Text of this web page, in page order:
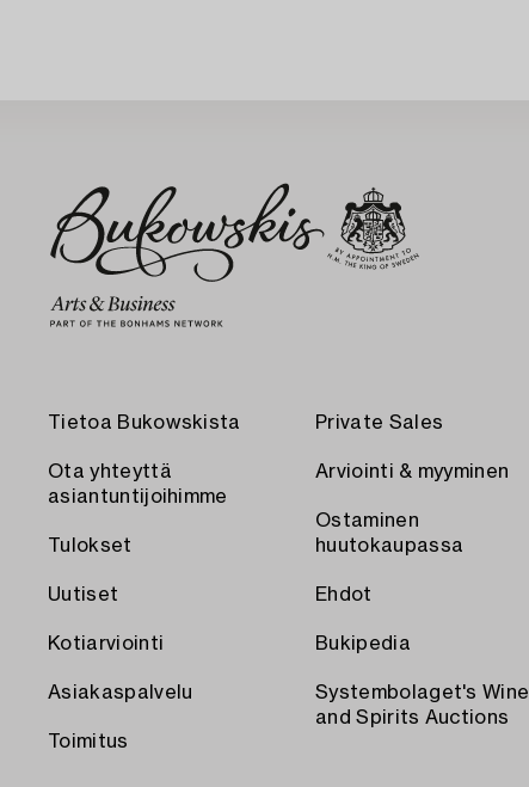
Tietoa Bukowskista
Ota yhteyttä
asiantuntijoihimme
Tulokset
Uutiset
Kotiarviointi
Asiakaspalvelu
Toimitus
Private Sales
Arviointi & myyminen
Ostaminen
huutokaupassa
Ehdot
Bukipedia
Systembolaget's Wine
and Spirits Auctions